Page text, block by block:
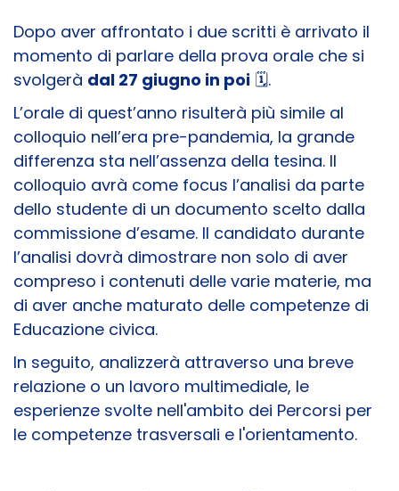
Dopo aver affrontato i due scritti è arrivato il
momento di parlare della prova orale che si
svolgerà dal 27 giugno in poi 🗓️.
L’orale di quest’anno risulterà più simile al
colloquio nell’era pre-pandemia, la grande
differenza sta nell’assenza della tesina. Il
colloquio avrà come focus l’analisi da parte
dello studente di un documento scelto dalla
commissione d’esame. Il candidato durante
l’analisi dovrà dimostrare non solo di aver
compreso i contenuti delle varie materie, ma
di aver anche maturato delle competenze di
Educazione civica.
In seguito, analizzerà attraverso una breve
relazione o un lavoro multimediale, le
esperienze svolte nell'ambito dei Percorsi per
le competenze trasversali e l'orientamento.